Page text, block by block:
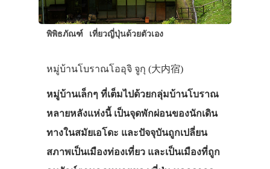
พิพิธภัณฑ์ เที่ยวญี่ปุ่นด้วยตัวเอง
หมู่บ้านโบราณโออุจิ จูกุ (大内宿)
หมู่บ้านเล็กๆ ที่เต็มไปด้วยกลุ่มบ้านโบราณ
หลายหลังแห่งนี้ เป็นจุดพักผ่อนของนักเดิน
ทางในสมัยเอโดะ และปัจจุบันถูกเปลี่ยน
สภาพเป็นเมืองท่องเที่ยว และเป็นเมืองที่ถูก